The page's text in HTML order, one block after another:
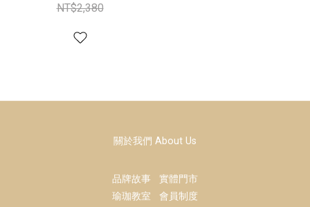
NT$2,380
關於我們 About Us
品牌故事 實體門市
瑜珈教室 會員制度